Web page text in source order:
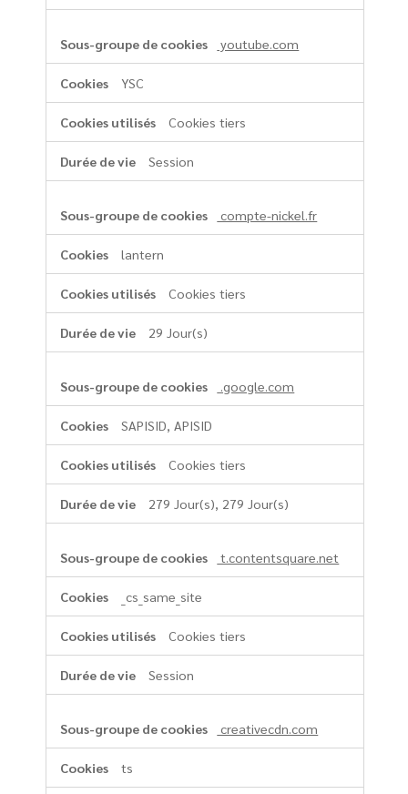
youtube.com
YSC
Cookies tiers
Session
compte-nickel.fr
lantern
Cookies tiers
29 Jour(s)
.google.com
SAPISID, APISID
Cookies tiers
279 Jour(s), 279 Jour(s)
t.contentsquare.net
_cs_same_site
Cookies tiers
Session
creativecdn.com
ts